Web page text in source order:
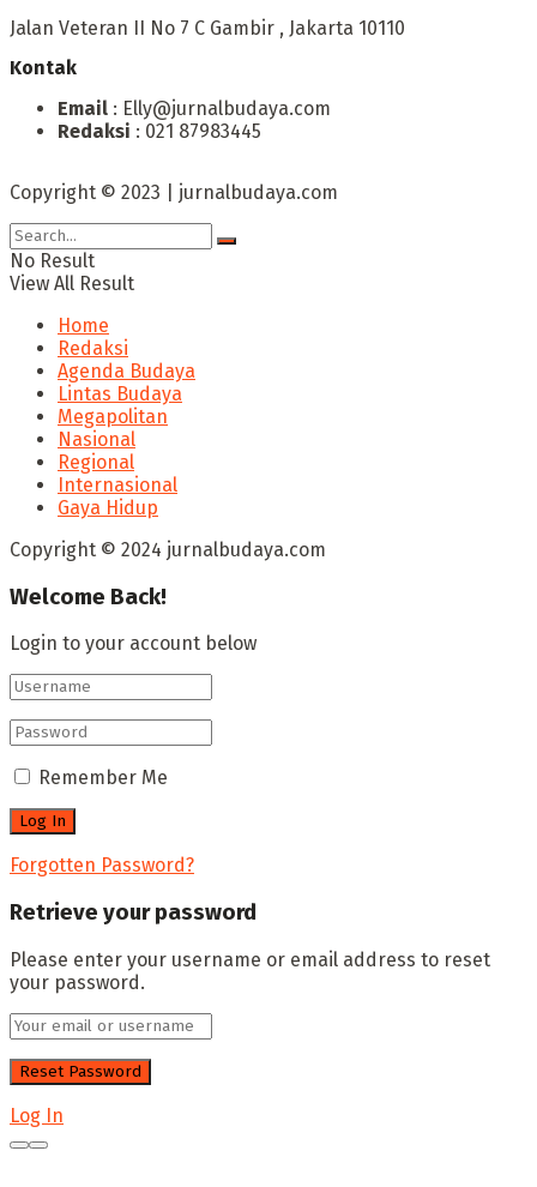
Jalan Veteran II No 7 C Gambir , Jakarta 10110
Kontak
Email : Elly@jurnalbudaya.com
Redaksi : 021 87983445
Copyright © 2023 | jurnalbudaya.com
No Result
View All Result
Home
Redaksi
Agenda Budaya
Lintas Budaya
Megapolitan
Nasional
Regional
Internasional
Gaya Hidup
Copyright © 2024 jurnalbudaya.com
Welcome Back!
Login to your account below
Remember Me
Forgotten Password?
Retrieve your password
Please enter your username or email address to reset
your password.
Log In